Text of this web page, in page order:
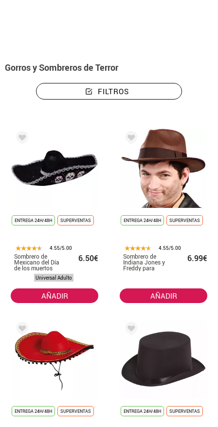
Gorros y Sombreros de Terror
FILTROS
ENTREGA 24H/48H SUPERVENTAS
4.55/5.00
Sombrero de
Mexicano del Día
de los muertos
6.50€
Universal Adulto
AÑADIR
ENTREGA 24H/48H SUPERVENTAS
4.55/5.00
Sombrero de
Indiana Jones y
Freddy para
adultos
6.99€
AÑADIR
ENTREGA 24H/48H SUPERVENTAS ENTREGA 24H/48H SUPERVENTAS